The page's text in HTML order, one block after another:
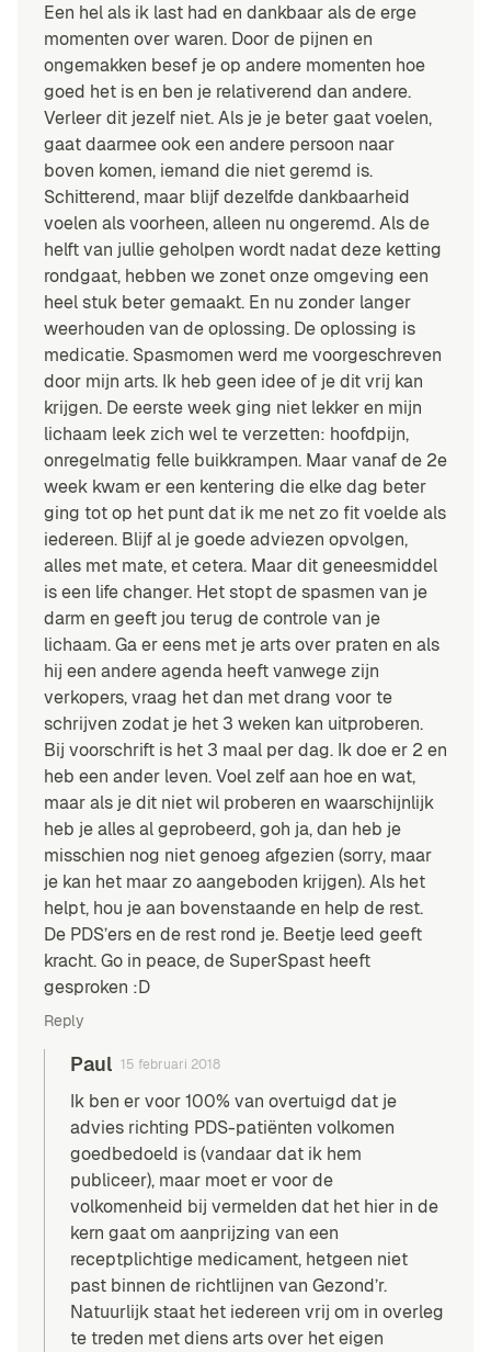
Een hel als ik last had en dankbaar als de erge
momenten over waren. Door de pijnen en
ongemakken besef je op andere momenten hoe
goed het is en ben je relativerend dan andere.
Verleer dit jezelf niet. Als je je beter gaat voelen,
gaat daarmee ook een andere persoon naar
boven komen, iemand die niet geremd is.
Schitterend, maar blijf dezelfde dankbaarheid
voelen als voorheen, alleen nu ongeremd. Als de
helft van jullie geholpen wordt nadat deze ketting
rondgaat, hebben we zonet onze omgeving een
heel stuk beter gemaakt. En nu zonder langer
weerhouden van de oplossing. De oplossing is
medicatie. Spasmomen werd me voorgeschreven
door mijn arts. Ik heb geen idee of je dit vrij kan
krijgen. De eerste week ging niet lekker en mijn
lichaam leek zich wel te verzetten: hoofdpijn,
onregelmatig felle buikkrampen. Maar vanaf de 2e
week kwam er een kentering die elke dag beter
ging tot op het punt dat ik me net zo fit voelde als
iedereen. Blijf al je goede adviezen opvolgen,
alles met mate, et cetera. Maar dit geneesmiddel
is een life changer. Het stopt de spasmen van je
darm en geeft jou terug de controle van je
lichaam. Ga er eens met je arts over praten en als
hij een andere agenda heeft vanwege zijn
verkopers, vraag het dan met drang voor te
schrijven zodat je het 3 weken kan uitproberen.
Bij voorschrift is het 3 maal per dag. Ik doe er 2 en
heb een ander leven. Voel zelf aan hoe en wat,
maar als je dit niet wil proberen en waarschijnlijk
heb je alles al geprobeerd, goh ja, dan heb je
misschien nog niet genoeg afgezien (sorry, maar
je kan het maar zo aangeboden krijgen). Als het
helpt, hou je aan bovenstaande en help de rest.
De PDS’ers en de rest rond je. Beetje leed geeft
kracht. Go in peace, de SuperSpast heeft
gesproken :D
Reply
Paul 15 februari 2018
Ik ben er voor 100% van overtuigd dat je
advies richting PDS-patiënten volkomen
goedbedoeld is (vandaar dat ik hem
publiceer), maar moet er voor de
volkomenheid bij vermelden dat het hier in de
kern gaat om aanprijzing van een
receptplichtige medicament, hetgeen niet
past binnen de richtlijnen van Gezond’r.
Natuurlijk staat het iedereen vrij om in overleg
te treden met diens arts over het eigen